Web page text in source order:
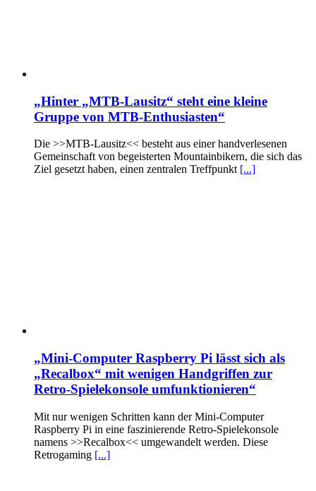
„Hinter „MTB-Lausitz“ steht eine kleine
Gruppe von MTB-Enthusiasten“
Die >>MTB-Lausitz<< besteht aus einer handverlesenen
Gemeinschaft von begeisterten Mountainbikern, die sich das
Ziel gesetzt haben, einen zentralen Treffpunkt [...]
„Mini-Computer Raspberry Pi lässt sich als
„Recalbox“ mit wenigen Handgriffen zur
Retro-Spielekonsole umfunktionieren“
Mit nur wenigen Schritten kann der Mini-Computer
Raspberry Pi in eine faszinierende Retro-Spielekonsole
namens >>Recalbox<< umgewandelt werden. Diese
Retrogaming [...]